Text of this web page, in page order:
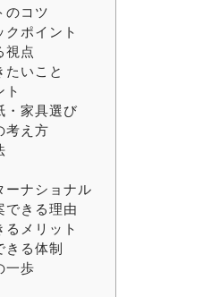
のコツ
ポイント
視点
いこと
・家具選び
考え方
ーナショナル
きる理由
メリット
きる体制
一歩